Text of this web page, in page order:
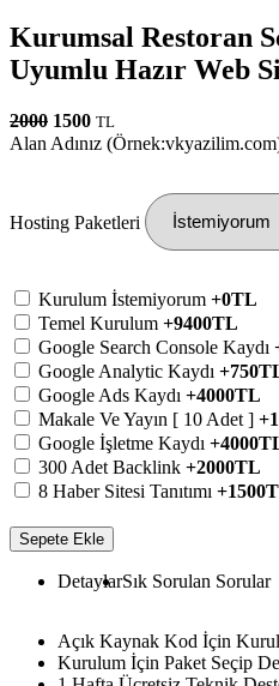
Kurumsal Restoran
Uyumlu Hazır Web
2000 1500 TL
Alan Adınız
Hosting Paketleri
Kurulum İstemiyorum +0TL
Temel Kurulum +9400TL
Google Search Console Kaydı
Google Analytic Kaydı
Google Ads Kaydı +4000TL
Makale Ve Yayın [ 10 Adet ]
Google İşletme Kaydı
300 Adet Backlink +2000TL
8 Haber Sitesi Tanıtımı
Sepete Ekle
DetaylarSık Sorulan Sorular
Açık Kaynak Kod İçin
Kurulum İçin Paket Seçip